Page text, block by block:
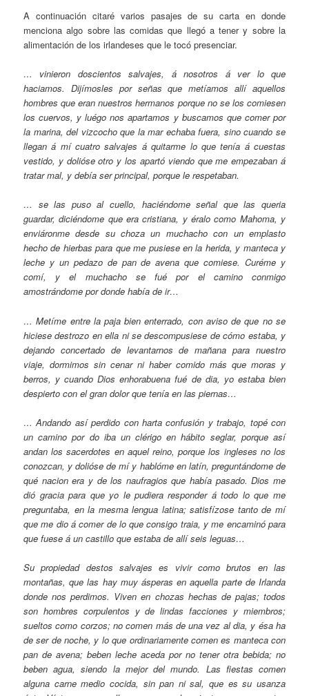
A continuación citaré varios pasajes de su carta en donde
menciona algo sobre las comidas que llegó a tener y sobre la
alimentación de los irlandeses que le tocó presenciar.
… vinieron doscientos salvajes, á nosotros á ver lo que
haciamos. Dijímosles por señas que metíamos allí aquellos
hombres que eran nuestros hermanos porque no se los comiesen
los cuervos, y luégo nos apartamos y buscamos que comer por
la marina, del vizcocho que la mar echaba fuera, sino cuando se
llegan á mí cuatro salvajes á quitarme lo que tenía á cuestas
vestido, y dolióse otro y los apartó viendo que me empezaban á
tratar mal, y debía ser principal, porque le respetaban.
… se las puso al cuello, haciéndome señal que las queria
guardar, diciéndome que era cristiana, y éralo como Mahoma, y
enviáronme desde su choza un muchacho con un emplasto
hecho de hierbas para que me pusiese en la herida, y manteca y
leche y un pedazo de pan de avena que comiese. Curéme y
comí, y el muchacho se fué por el camino conmigo
amostrándome por donde había de ir…
… Metíme entre la paja bien enterrado, con aviso de que no se
hiciese destrozo en ella ni se descompusiese de cómo estaba, y
dejando concertado de levantarnos de mañana para nuestro
viaje, dormimos sin cenar ni haber comido más que moras y
berros, y cuando Dios enhorabuena fué de dia, yo estaba bien
despierto con el gran dolor que tenía en las piernas…
… Andando así perdido con harta confusión y trabajo, topé con
un camino por do iba un clérigo en hábito seglar, porque así
andan los sacerdotes en aquel reino, porque los ingleses no los
conozcan, y dolióse de mí y hablóme en latín, preguntándome de
qué nacion era y de los naufragios que había pasado. Dios me
dió gracia para que yo le pudiera responder á todo lo que me
preguntaba, en la mesma lengua latina; satisfízose tanto de mí
que me dio á comer de lo que consigo traia, y me encaminó para
que fuese á un castillo que estaba de allí seis leguas…
Su propiedad destos salvajes es vivir como brutos en las
montañas, que las hay muy ásperas en aquella parte de Irlanda
donde nos perdimos. Viven en chozas hechas de pajas; todos
son hombres corpulentos y de lindas facciones y miembros;
sueltos como corzos; no comen más de una vez al dia, y ésa ha
de ser de noche, y lo que ordinariamente comen es manteca con
pan de avena; beben leche aceda por no tener otra bebida; no
beben agua, siendo la mejor del mundo. Las fiestas comen
alguna carne medio cocida, sin pan ni sal, que es su usanza